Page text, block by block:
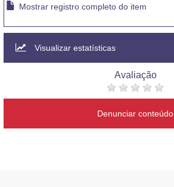
Mostrar registro completo do item
Visualizar estatísticas
Avaliação
Denunciar conteúdo